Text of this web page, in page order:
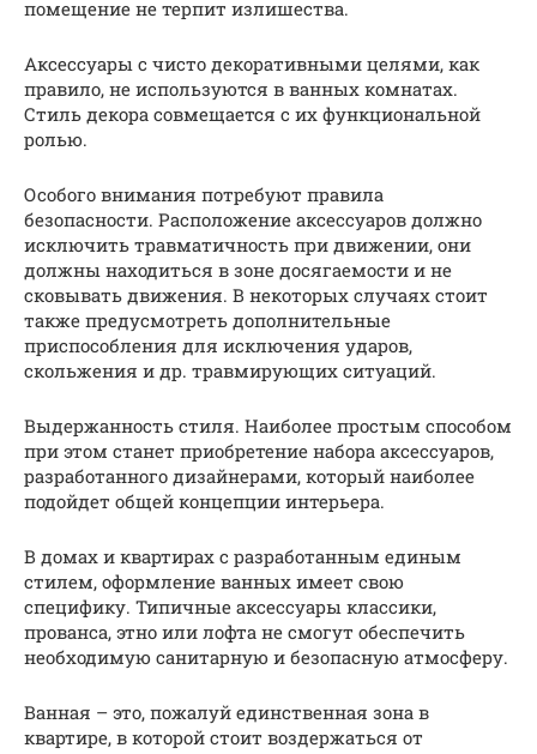
помещение не терпит излишества.
Аксессуары с чисто декоративными целями, как
правило, не используются в ванных комнатах.
Стиль декора совмещается с их функциональной
ролью.
Особого внимания потребуют правила
безопасности. Расположение аксессуаров должно
исключить травматичность при движении, они
должны находиться в зоне досягаемости и не
сковывать движения. В некоторых случаях стоит
также предусмотреть дополнительные
приспособления для исключения ударов,
скольжения и др. травмирующих ситуаций.
Выдержанность стиля. Наиболее простым способом
при этом станет приобретение набора аксессуаров,
разработанного дизайнерами, который наиболее
подойдет общей концепции интерьера.
В домах и квартирах с разработанным единым
стилем, оформление ванных имеет свою
специфику. Типичные аксессуары классики,
прованса, этно или лофта не смогут обеспечить
необходимую санитарную и безопасную атмосферу.
Ванная – это, пожалуй единственная зона в
квартире, в которой стоит воздержаться от